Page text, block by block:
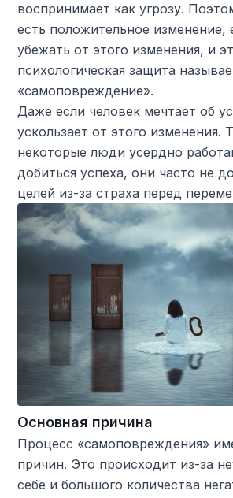
воспринимает как угрозу.
есть положительное изменение,
убежать от этого изменения, и
психологическая защита
«самоповреждение».
Даже если человек мечтает об
ускользает от этого изменения.
некоторые люди усердно
добиться успеха, они часто не
целей из-за страха перед
Основная причина
Процесс «самоповреждения»
причин. Это происходит из-за
себе и большого количества